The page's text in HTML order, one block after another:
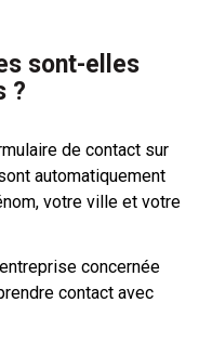
sont-elles
?
de contact sur
automatiquement
votre ville et votre
concernée
contact avec